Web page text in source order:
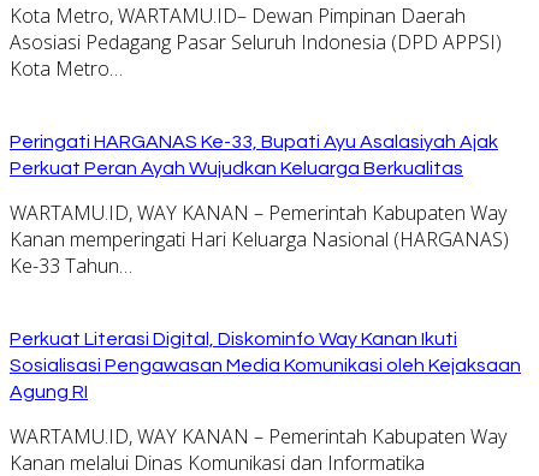
Kota Metro, WARTAMU.ID– Dewan Pimpinan Daerah
Asosiasi Pedagang Pasar Seluruh Indonesia (DPD APPSI)
Kota Metro…
Peringati HARGANAS Ke-33, Bupati Ayu Asalasiyah Ajak
Perkuat Peran Ayah Wujudkan Keluarga Berkualitas
WARTAMU.ID, WAY KANAN – Pemerintah Kabupaten Way
Kanan memperingati Hari Keluarga Nasional (HARGANAS)
Ke-33 Tahun…
Perkuat Literasi Digital, Diskominfo Way Kanan Ikuti
Sosialisasi Pengawasan Media Komunikasi oleh Kejaksaan
Agung RI
WARTAMU.ID, WAY KANAN – Pemerintah Kabupaten Way
Kanan melalui Dinas Komunikasi dan Informatika